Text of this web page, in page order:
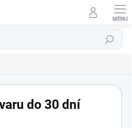
Hledat
do 30 dní